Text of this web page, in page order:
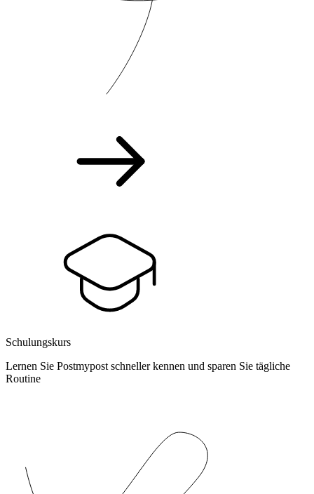
Schulungskurs
Lernen Sie Postmypost schneller kennen und sparen Sie tägliche
Routine